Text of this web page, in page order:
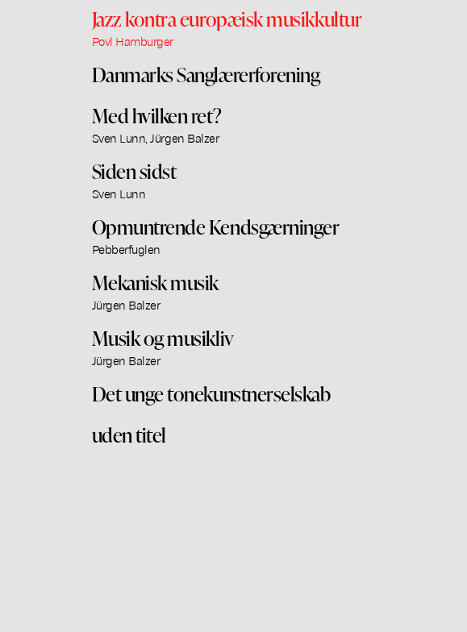
Jazz kontra europæisk musikkultur
Povl Hamburger
Danmarks Sanglærerforening
Med hvilken ret?
Sven Lunn, Jürgen Balzer
Siden sidst
Sven Lunn
Opmuntrende Kendsgærninger
Pebberfuglen
Mekanisk musik
Jürgen Balzer
Musik og musikliv
Jürgen Balzer
Det unge tonekunstnerselskab
uden titel